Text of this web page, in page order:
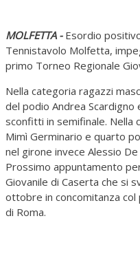
MOLFETTA - Esordio
Tennistavolo Molfetta,
primo Torneo Regionale
Nella categoria ragazzi
del podio Andrea
sconfitti in semifinale. Nella
Mimì Germinario e quarto
nel girone invece Alessio De
Prossimo appuntamento
Giovanile di Caserta che si
ottobre in concomitanza
di Roma.